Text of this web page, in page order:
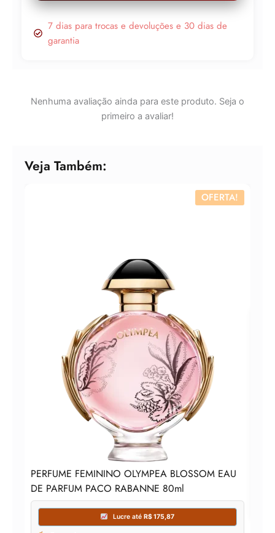
7 dias para trocas e devoluções e 30 dias de
garantia
Nenhuma avaliação ainda para este produto. Seja o
primeiro a avaliar!
Veja Também:
OFERTA!
PERFUME FEMININO OLYMPEA BLOSSOM EAU
DE PARFUM PACO RABANNE 80ml